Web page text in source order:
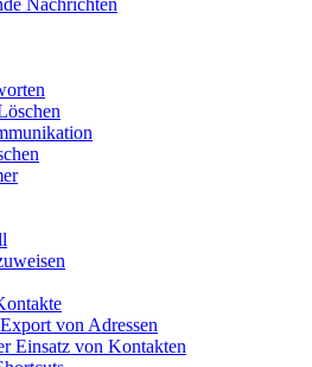
Nachrichten
von Adressen
Einsatz von Kontakten